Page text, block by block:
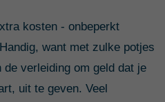
kosten - onbeperkt
want met zulke potjes
verleiding om geld dat je
uit te geven. Veel